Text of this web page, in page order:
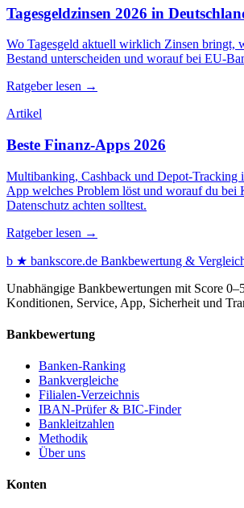
Tagesgeldzinsen 2026 in
Wo Tagesgeld aktuell wirklich Zinsen bringt,
Bestand unterscheiden und worauf bei EU-
Ratgeber lesen →
Artikel
Beste Finanz-Apps 2026
Multibanking, Cashback und Depot-Tracking
App welches Problem löst und worauf du bei
Datenschutz achten solltest.
Ratgeber lesen →
b ★ bankscore.de Bankbewertung &
Unabhängige Bankbewertungen mit Score
Konditionen, Service, App, Sicherheit und
Bankbewertung
Banken-Ranking
Bankvergleiche
Filialen-Verzeichnis
IBAN-Prüfer & BIC-Finder
Bankleitzahlen
Methodik
Über uns
Konten